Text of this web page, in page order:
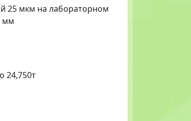
25 мкм на лабораторном
мм
24,750т